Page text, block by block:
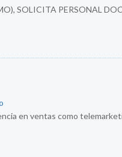
SOLICITA PERSONAL
en ventas como